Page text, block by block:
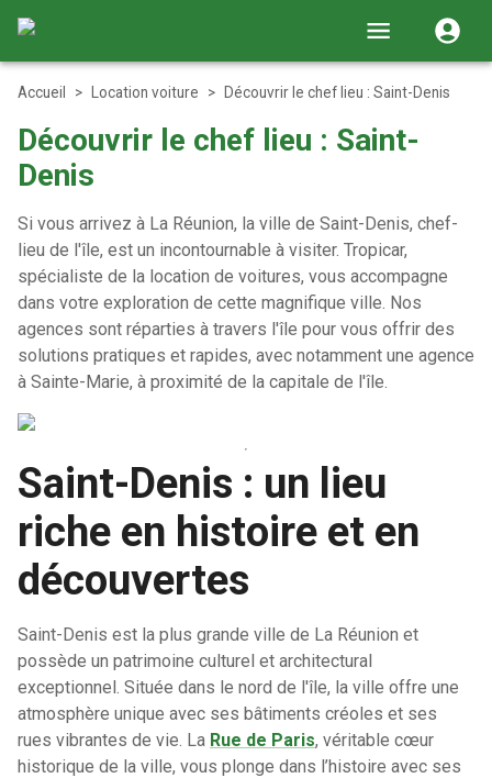
Accueil > Location voiture > Découvrir le chef lieu : Saint-Denis
Découvrir le chef lieu : Saint-
Denis
Si vous arrivez à La Réunion, la ville de Saint-Denis, chef-
lieu de l'île, est un incontournable à visiter. Tropicar,
spécialiste de la location de voitures, vous accompagne
dans votre exploration de cette magnifique ville. Nos
agences sont réparties à travers l'île pour vous offrir des
solutions pratiques et rapides, avec notamment une agence
à Sainte-Marie, à proximité de la capitale de l'île.
Saint-Denis : un lieu
riche en histoire et en
découvertes
Saint-Denis est la plus grande ville de La Réunion et
possède un patrimoine culturel et architectural
exceptionnel. Située dans le nord de l'île, la ville offre une
atmosphère unique avec ses bâtiments créoles et ses
rues vibrantes de vie. La Rue de Paris, véritable cœur
historique de la ville, vous plonge dans l’histoire avec ses